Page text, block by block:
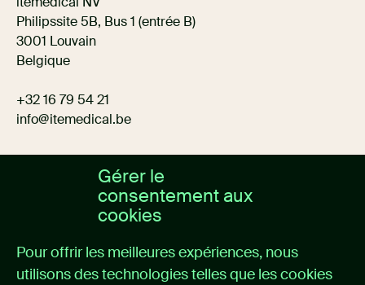
Gérer le
consentement aux
cookies
Pour offrir les meilleures expériences, nous
utilisons des technologies telles que les cookies
Philipssite 5B, Bus 1 (entrée B)
3001 Louvain
Belgique
+32 16 79 54 21
info@itemedical.be
Home